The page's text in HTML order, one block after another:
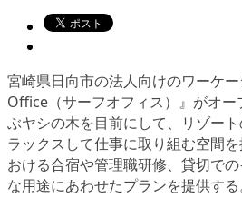
宮崎県日向市の法人向けのワーケ
Office（サーフオフィス）』がオ
ぶヤシの木を目前にして、リゾー
ラックスして仕事に取り組む空間
おける合宿や管理職研修、貸切で
な用途にあわせたプランを提供する